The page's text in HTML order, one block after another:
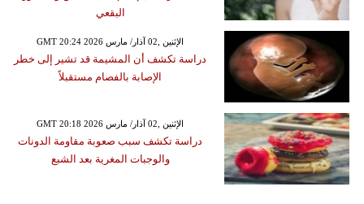
البقعي
GMT 20:24 2026 الإثنين ,02 آذار/ مارس
دراسة تكشف أن المشيمة قد تشير إلى خطر
الإصابة بالفصام مستقبلاً
GMT 20:18 2026 الإثنين ,02 آذار/ مارس
دراسة تكشف سبب صعوبة مقاومة الدونات
والوجبات المغرية بعد الشبع